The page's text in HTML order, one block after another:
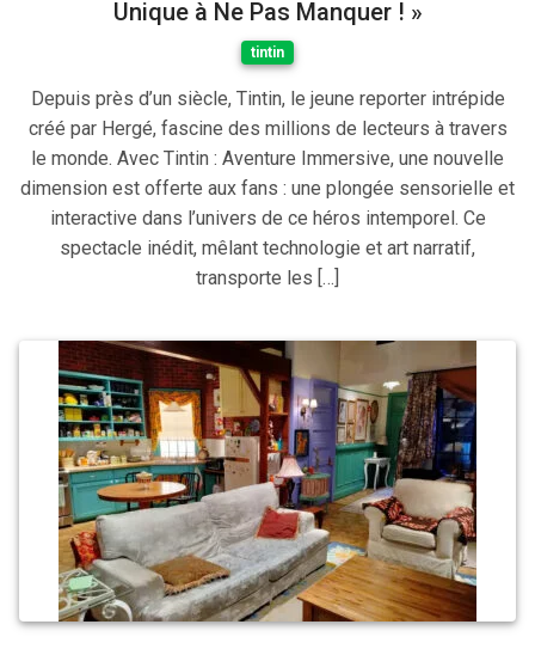
Unique à Ne Pas Manquer ! »
tintin
Depuis près d’un siècle, Tintin, le jeune reporter intrépide
créé par Hergé, fascine des millions de lecteurs à travers
le monde. Avec Tintin : Aventure Immersive, une nouvelle
dimension est offerte aux fans : une plongée sensorielle et
interactive dans l’univers de ce héros intemporel. Ce
spectacle inédit, mêlant technologie et art narratif,
transporte les […]